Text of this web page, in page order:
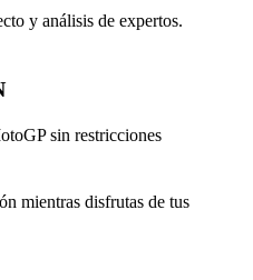
y análisis de expertos.
sin restricciones
mientras disfrutas de tus